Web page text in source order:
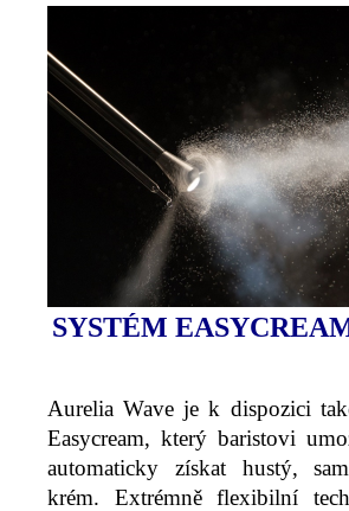
SYSTÉM
Aurelia Wave je k dispozici
Easycream, který baristovi
automaticky získat hustý,
krém.
Extrémně flexibilní